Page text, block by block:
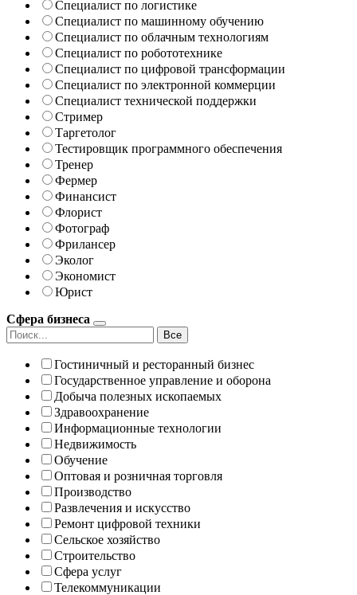
Специалист по логистике
Специалист по машинному обучению
Специалист по облачным технологиям
Специалист по робототехнике
Специалист по цифровой трансформации
Специалист по электронной коммерции
Специалист технической поддержки
Стример
Таргетолог
Тестировщик программного обеспечения
Тренер
Фермер
Финансист
Флорист
Фотограф
Фрилансер
Эколог
Экономист
Юрист
Сфера бизнеса
Все
Гостиничный и ресторанный бизнес
Государственное управление и оборона
Добыча полезных ископаемых
Здравоохранение
Информационные технологии
Недвижимость
Обучение
Оптовая и розничная торговля
Производство
Развлечения и искусство
Ремонт цифровой техники
Сельское хозяйство
Строительство
Сфера услуг
Телекоммуникации